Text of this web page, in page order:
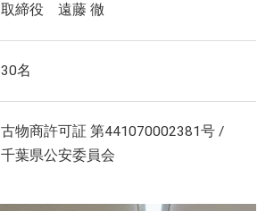
取締役 遠藤 徹
30名
古物商許可証 第441070002381号 /
千葉県公安委員会